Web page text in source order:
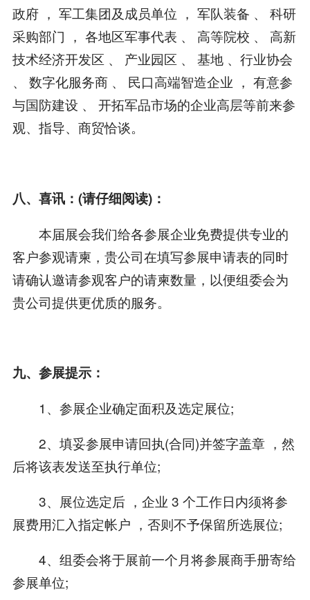
政府 ， 军工集团及成员单位 ， 军队装备 、 科研
采购部门 ， 各地区军事代表 、 高等院校 、 高新
技术经济开发区 、 产业园区 、 基地 、行业协会
、 数字化服务商 、 民口高端智造企业 ， 有意参
与国防建设 、 开拓军品市场的企业高层等前来参
观、指导、商贸恰谈。
八、喜讯：(请仔细阅读)：
本届展会我们给各参展企业免费提供专业的
客户参观请柬，贵公司在填写参展申请表的同时
请确认邀请参观客户的请柬数量，以便组委会为
贵公司提供更优质的服务。
九、参展提示：
1、参展企业确定面积及选定展位;
2、填妥参展申请回执(合同)并签字盖章 ，然
后将该表发送至执行单位;
3、展位选定后 ，企业 3 个工作日内须将参
展费用汇入指定帐户 ，否则不予保留所选展位;
4、组委会将于展前一个月将参展商手册寄给
参展单位;